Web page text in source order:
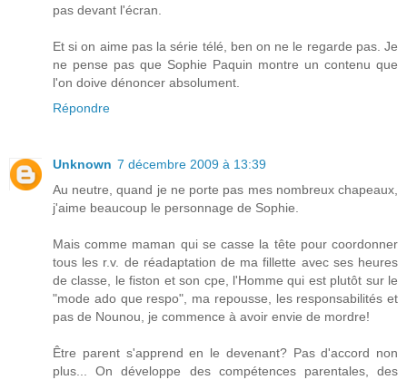
pas devant l'écran.
Et si on aime pas la série télé, ben on ne le regarde pas. Je
ne pense pas que Sophie Paquin montre un contenu que
l'on doive dénoncer absolument.
Répondre
Unknown 7 décembre 2009 à 13:39
Au neutre, quand je ne porte pas mes nombreux chapeaux,
j'aime beaucoup le personnage de Sophie.
Mais comme maman qui se casse la tête pour coordonner
tous les r.v. de réadaptation de ma fillette avec ses heures
de classe, le fiston et son cpe, l'Homme qui est plutôt sur le
"mode ado que respo", ma repousse, les responsabilités et
pas de Nounou, je commence à avoir envie de mordre!
Être parent s'apprend en le devenant? Pas d'accord non
plus... On développe des compétences parentales, des